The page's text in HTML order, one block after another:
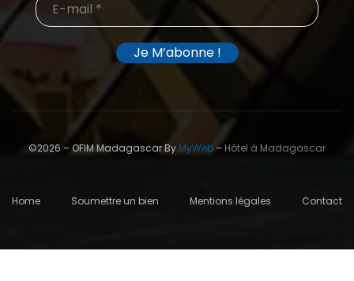
©2026 – OFIM Madagascar ByMyWeb– Hôtel à Madagascar
Home Soumettre un bien Mentions légales Contact